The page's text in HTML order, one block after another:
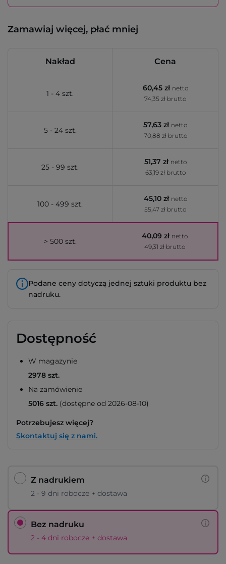
Zamawiaj więcej, płać mniej
Nakład Cena
1 - 4 szt.
60,45 zł netto
74,35 zł brutto
5 - 24 szt.
57,63 zł netto
70,88 zł brutto
25 - 99 szt.
51,37 zł netto
63,19 zł brutto
100 - 499 szt.
45,10 zł netto
55,47 zł brutto
> 500 szt.
40,09 zł netto
49,31 zł brutto
Podane ceny dotyczą jednej sztuki produktu bez
nadruku.
Dostępność
W magazynie
2978 szt.
Na zamówienie
5016 szt. (dostępne od 2026-08-10)
Potrzebujesz więcej?
Skontaktuj się z nami.
Z nadrukiem
2 - 9 dni robocze + dostawa
Bez nadruku
2 - 4 dni robocze + dostawa